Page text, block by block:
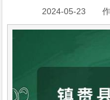
2024-05-23 作